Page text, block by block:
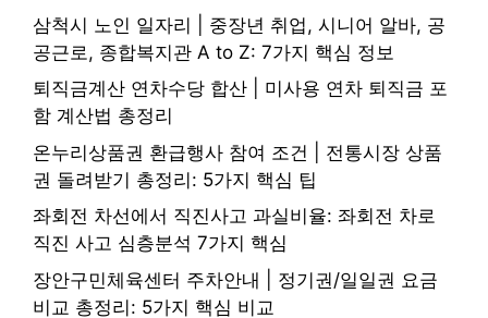
삼척시 노인 일자리 | 중장년 취업, 시니어 알바, 공
공근로, 종합복지관 A to Z: 7가지 핵심 정보
퇴직금계산 연차수당 합산 | 미사용 연차 퇴직금 포
함 계산법 총정리
온누리상품권 환급행사 참여 조건 | 전통시장 상품
권 돌려받기 총정리: 5가지 핵심 팁
좌회전 차선에서 직진사고 과실비율: 좌회전 차로
직진 사고 심층분석 7가지 핵심
장안구민체육센터 주차안내 | 정기권/일일권 요금
비교 총정리: 5가지 핵심 비교